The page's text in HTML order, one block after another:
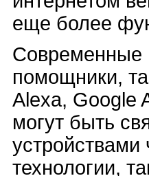
еще более
Современные
помощники,
Alexa, Google
могут быть
технологии,